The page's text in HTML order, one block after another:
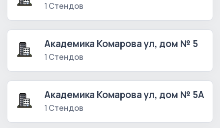
1 Стендов
Академика Комарова ул, дом № 5
1 Стендов
Академика Комарова ул, дом № 5А
1 Стендов